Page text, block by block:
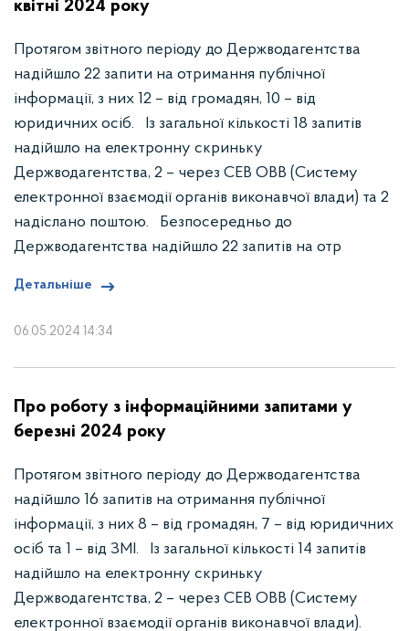
06.05.2024 14:34
квітні 2024 року
Протягом звітного періоду до Держводагентства
надійшло 22 запити на отримання публічної
інформації, з них 12 – від громадян, 10 – від
юридичних осіб. Із загальної кількості 18 запитів
надійшло на електронну скриньку
Держводагентства, 2 – через СЕВ ОВВ (Систему
електронної взаємодії органів виконавчої влади) та 2
надіслано поштою. Безпосередньо до
Держводагентства надійшло 22 запитів на отр
Детальніше
Про роботу з інформаційними запитами у
березні 2024 року
Протягом звітного періоду до Держводагентства
надійшло 16 запитів на отримання публічної
інформації, з них 8 – від громадян, 7 – від юридичних
осіб та 1 – від ЗМІ. Із загальної кількості 14 запитів
надійшло на електронну скриньку
Держводагентства, 2 – через СЕВ ОВВ (Систему
електронної взаємодії органів виконавчої влади).